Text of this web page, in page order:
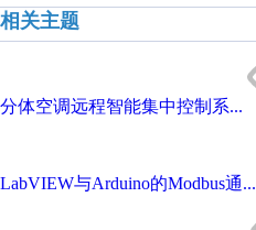
相关主题
分体空调远程智能集中控制系...
LabVIEW与Arduino的Modbus通...